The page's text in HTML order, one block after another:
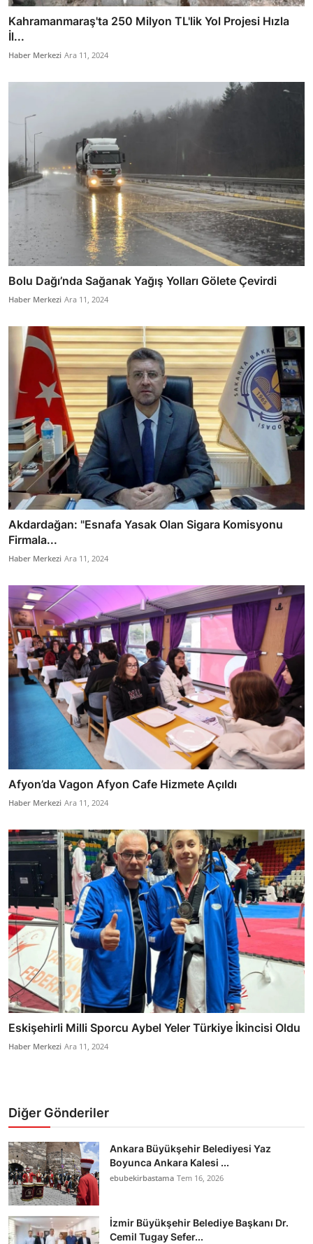
Kahramanmaraş'ta 250 Milyon TL'lik Yol Projesi Hızla
İl...
Haber Merkezi Ara 11, 2024
Bolu Dağı’nda Sağanak Yağış Yolları Gölete Çevirdi
Haber Merkezi Ara 11, 2024
Akdardağan: "Esnafa Yasak Olan Sigara Komisyonu
Firmala...
Haber Merkezi Ara 11, 2024
Afyon’da Vagon Afyon Cafe Hizmete Açıldı
Haber Merkezi Ara 11, 2024
Eskişehirli Milli Sporcu Aybel Yeler Türkiye İkincisi Oldu
Haber Merkezi Ara 11, 2024
Diğer Gönderiler
Ankara Büyükşehir Belediyesi Yaz
Boyunca Ankara Kalesi ...
ebubekirbastama Tem 16, 2026
İzmir Büyükşehir Belediye Başkanı Dr.
Cemil Tugay Sefer...